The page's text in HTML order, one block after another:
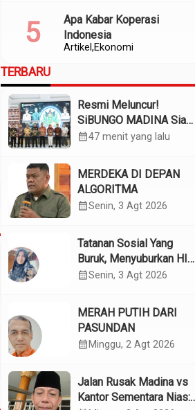
Artikel Ekonomi
Apa Kabar Koperasi
Indonesia
TERBARU
Resmi Meluncur!
SiBUNGO MADINA Siap
Optimalkan Pendapatan
calendar_month47 menit yang lalu
MERDEKA DI DEPAN
ALGORITMA
calendar_monthSenin, 3 Agt 2026
Tatanan Sosial Yang
Buruk, Menyuburkan HIV
Pada Remaja
calendar_monthSenin, 3 Agt 2026
MERAH PUTIH DARI
PASUNDAN
calendar_month Minggu, 2 Agt 2026
Jalan Rusak Madina vs
Kantor Sementara Nias: